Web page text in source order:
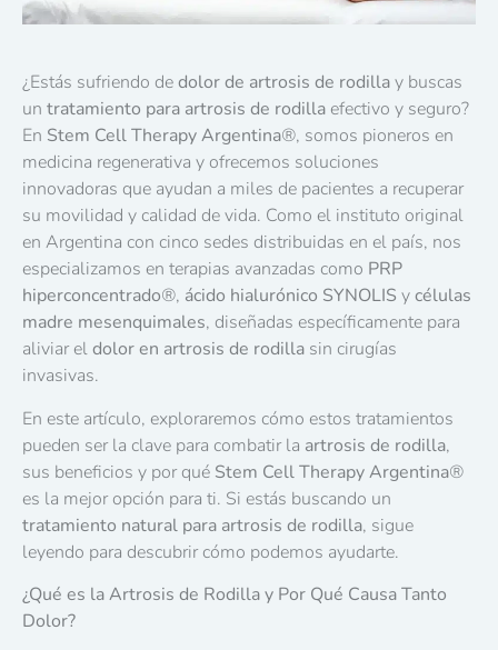
¿Estás sufriendo dedolor de artrosis de rodillay buscas
un tratamiento para artrosis de rodilla efectivo y seguro?
En Stem Cell Therapy Argentina®, somos pioneros en
medicina regenerativa y ofrecemos soluciones
innovadoras que ayudan a miles de pacientes a recuperar
su movilidad y calidad de vida. Como el instituto original
en Argentina con cinco sedes distribuidas en el país, nos
especializamos en terapias avanzadas como PRP
hiperconcentrado®, ácido hialurónico SYNOLIS ycélulas
madre mesenquimales, diseñadas específicamente para
aliviar eldolor en artrosis de rodilla sin cirugías
invasivas.
En este artículo, exploraremos cómo estos tratamientos
pueden ser la clave para combatir la artrosis de rodilla,
sus beneficios y por qué Stem Cell Therapy Argentina®
es la mejor opción para ti. Si estás buscando un
tratamiento natural para artrosis de rodilla, sigue
leyendo para descubrir cómo podemos ayudarte.
¿Qué es la Artrosis de Rodilla y Por Qué Causa Tanto
Dolor?